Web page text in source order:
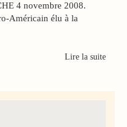
4 novembre 2008.
Américain élu à la
Lire la suite